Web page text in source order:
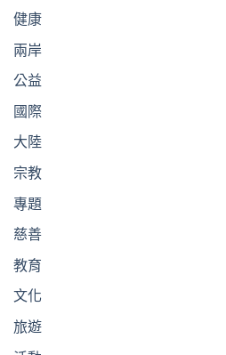
健康
兩岸
公益
國際
大陸
宗教
專題
慈善
教育
文化
旅遊